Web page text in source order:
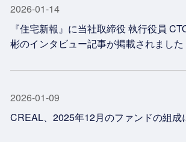
2026-01-14
『住宅新報』に当社取締役 執行役員
彬のインタビュー記事が掲載されました
2026-01-09
CREAL、2025年12月のファンドの組成